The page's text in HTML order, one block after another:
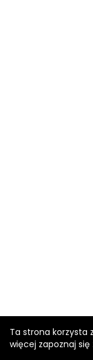
Ta strona korzysta
więcej zapoznaj się